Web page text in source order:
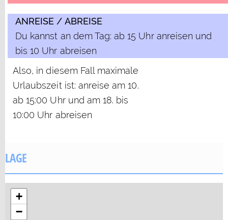
ANREISE / ABREISE
Du kannst an dem Tag: ab 15 Uhr anreisen und
bis 10 Uhr abreisen
Also, in diesem Fall maximale
Urlaubszeit ist: anreise am 10.
ab 15:00 Uhr und am 18. bis
10:00 Uhr abreisen
LAGE
+
−